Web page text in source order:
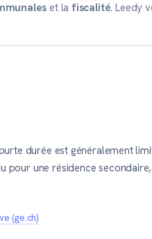
et la fiscalité. Leedy
durée est généralement
pour une résidence
(ge.ch)